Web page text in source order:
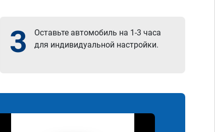
3
Оставьте автомобиль на 1-3 часа
для индивидуальной настройки.